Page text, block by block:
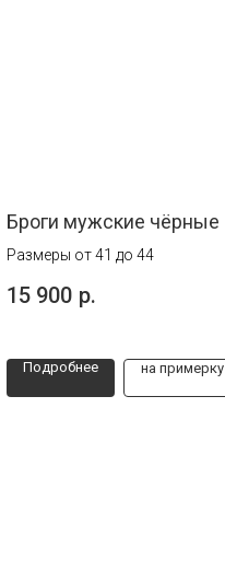
Броги мужские чёрные
Размеры от 41 до 44
15 900 р.
Подробнее на примерку